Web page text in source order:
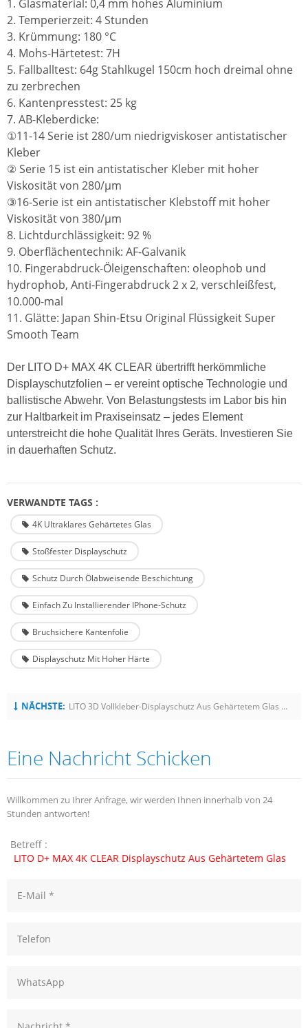
1. Glasmaterial: 0,4 mm hohes Aluminium
2. Temperierzeit: 4 Stunden
3. Krümmung: 180 °C
4. Mohs-Härtetest: 7H
5. Fallballtest: 64g Stahlkugel 150cm hoch dreimal ohne
zu zerbrechen
6. Kantenpresstest: 25 kg
7. AB-Kleberdicke:
①11-14 Serie ist 280/um niedrigviskoser antistatischer
Kleber
② Serie 15 ist ein antistatischer Kleber mit hoher
Viskosität von 280/µm
③16-Serie ist ein antistatischer Klebstoff mit hoher
Viskosität von 380/µm
8. Lichtdurchlässigkeit: 92 %
9. Oberflächentechnik: AF-Galvanik
10. Fingerabdruck-Öleigenschaften: oleophob und
hydrophob, Anti-Fingerabdruck 2 x 2, verschleißfest,
10.000-mal
11. Glätte: Japan Shin-Etsu Original Flüssigkeit Super
Smooth Team
Der LITO D+ MAX 4K CLEAR übertrifft herkömmliche
Displayschutzfolien – er vereint optische Technologie und
ballistische Abwehr. Von Belastungstests im Labor bis hin
zur Haltbarkeit im Praxiseinsatz – jedes Element
unterstreicht die hohe Qualität Ihres Geräts. Investieren Sie
in dauerhaften Schutz.
VERWANDTE TAGS :
4K Ultraklares Gehärtetes Glas
Stoßfester Displayschutz
Schutz Durch Ölabweisende Beschichtung
Einfach Zu Installierender IPhone-Schutz
Bruchsichere Kantenfolie
Displayschutz Mit Hoher Härte
NÄCHSTE: LITO 3D Vollkleber-Displayschutz Aus Gehärtetem Glas Für Die Samsung S24-Serie
Eine Nachricht Schicken
Willkommen zu Ihrer Anfrage, wir werden Ihnen innerhalb von 24
Stunden antworten!
Betreff :
LITO D+ MAX 4K CLEAR Displayschutz Aus Gehärtetem Glas